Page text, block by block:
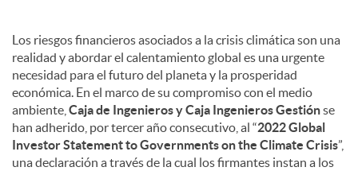
Los riesgos financieros asociados a la crisis climática son una
realidad y abordar el calentamiento global es una urgente
necesidad para el futuro del planeta y la prosperidad
económica. En el marco de su compromiso con el medio
ambiente, Caja de Ingenieros y Caja Ingenieros Gestiónse
han adherido, por tercer año consecutivo, al “2022 Global
Investor Statement to Governments on the Climate Crisis”,
una declaración a través de la cual los firmantes instan a los